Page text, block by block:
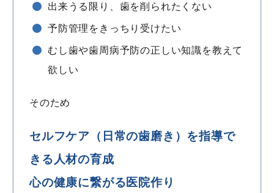
出来うる限り、歯を削られたくない
予防管理をきっちり受けたい
むし歯や歯周病予防の正しい知識を教えて
欲しい
そのため
セルフケア（日常の歯磨き）を指導で
きる人材の育成
心の健康に繋がる医院作り